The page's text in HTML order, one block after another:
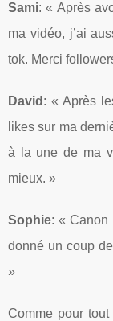
Sami: « Après
ma vidéo, j’ai
tok. Merci
David : « Après
likes sur ma
à la une de ma
mieux. »
Sophie: « Canon
donné un coup
»
Comme pour